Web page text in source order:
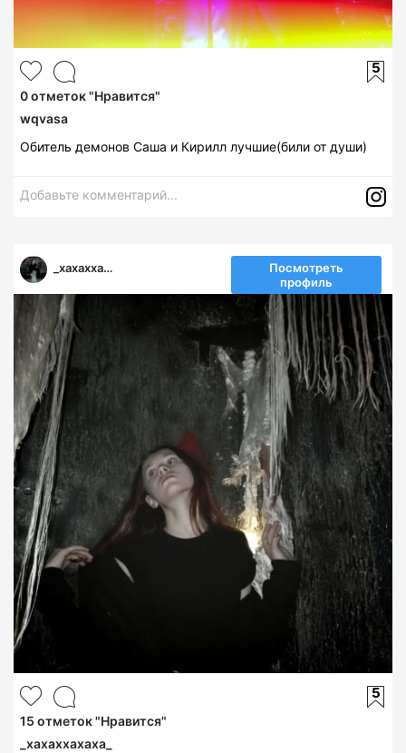
5
0отметок "Нравится"
wqvasa
Обитель демонов Саша и Кирилл лучшие(били от души)
Добавьте комментарий...
_xaxaxxaxaxa_
Посмотреть
профиль
5
15 отметок "Нравится"
_xaxaxxaxaxa_